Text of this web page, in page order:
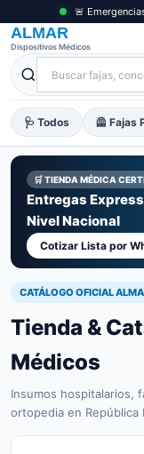
🚨
ALMAR
Dispositivos Médicos
🩺 Todos 🦺 Fajas
🛒 TIENDA MÉDICA
Entregas
Nivel Nacional
Cotizar Lista por
CATÁLOGO OFICIAL
Tienda &
Médicos
Insumos hospitalarios,
ortopedia en República